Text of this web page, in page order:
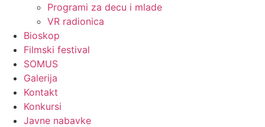
Programi za decu i mlade
VR radionica
Bioskop
Filmski festival
SOMUS
Galerija
Kontakt
Konkursi
Javne nabavke